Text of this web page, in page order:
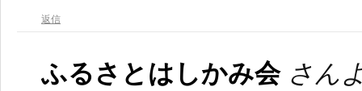
返信
ふるさとはしかみ会 さん